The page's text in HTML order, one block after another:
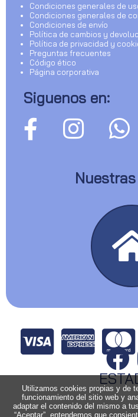
Condiciones generales de
Condiciones generales de
Condiciones de envío
Política de cambios y
Política de privacidad y
Preguntas frecuentes
Código ético
Página corporativa
Siguenos en:
Utilizamos cookies propias y de
funcionamiento del sitio web y
adaptar el contenido del mismo a
“Aceptar”, entendemos que